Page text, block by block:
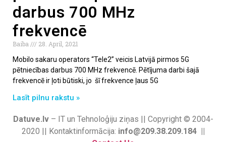
darbus 700 MHz
frekvencē
Baiba
28. April, 2021
Mobilo sakaru operators “Tele2” veicis Latvijā pirmos 5G
pētniecības darbus 700 MHz frekvencē. Pētījuma darbi šajā
frekvencē ir ļoti būtiski, jo šī frekvence ļaus 5G
Lasīt pilnu rakstu »
Datuve.lv– IT un Tehnoloģiju ziņas || Copyright © 2004-
2020 || Kontaktinformācija: info@209.38.209.184 ||